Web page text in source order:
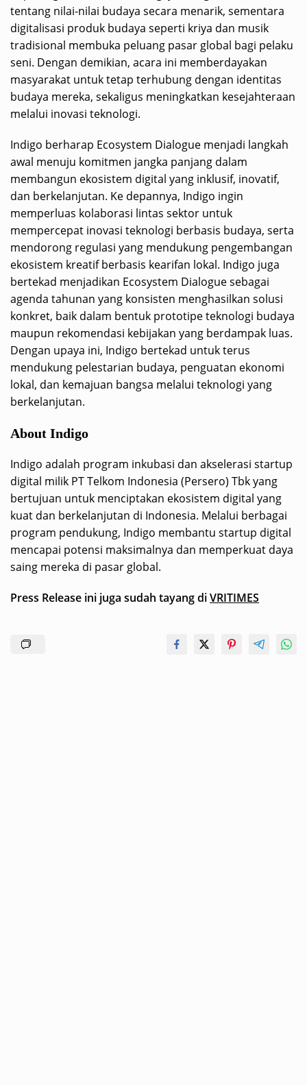
tentang nilai-nilai budaya secara menarik, sementara
digitalisasi produk budaya seperti kriya dan musik
tradisional membuka peluang pasar global bagi pelaku
seni. Dengan demikian, acara ini memberdayakan
masyarakat untuk tetap terhubung dengan identitas
budaya mereka, sekaligus meningkatkan kesejahteraan
melalui inovasi teknologi.
Indigo berharap Ecosystem Dialogue menjadi langkah
awal menuju komitmen jangka panjang dalam
membangun ekosistem digital yang inklusif, inovatif,
dan berkelanjutan. Ke depannya, Indigo ingin
memperluas kolaborasi lintas sektor untuk
mempercepat inovasi teknologi berbasis budaya, serta
mendorong regulasi yang mendukung pengembangan
ekosistem kreatif berbasis kearifan lokal. Indigo juga
bertekad menjadikan Ecosystem Dialogue sebagai
agenda tahunan yang konsisten menghasilkan solusi
konkret, baik dalam bentuk prototipe teknologi budaya
maupun rekomendasi kebijakan yang berdampak luas.
Dengan upaya ini, Indigo bertekad untuk terus
mendukung pelestarian budaya, penguatan ekonomi
lokal, dan kemajuan bangsa melalui teknologi yang
berkelanjutan.
About Indigo
Indigo adalah program inkubasi dan akselerasi startup
digital milik PT Telkom Indonesia (Persero) Tbk yang
bertujuan untuk menciptakan ekosistem digital yang
kuat dan berkelanjutan di Indonesia. Melalui berbagai
program pendukung, Indigo membantu startup digital
mencapai potensi maksimalnya dan memperkuat daya
saing mereka di pasar global.
Press Release ini juga sudah tayang diVRITIMES